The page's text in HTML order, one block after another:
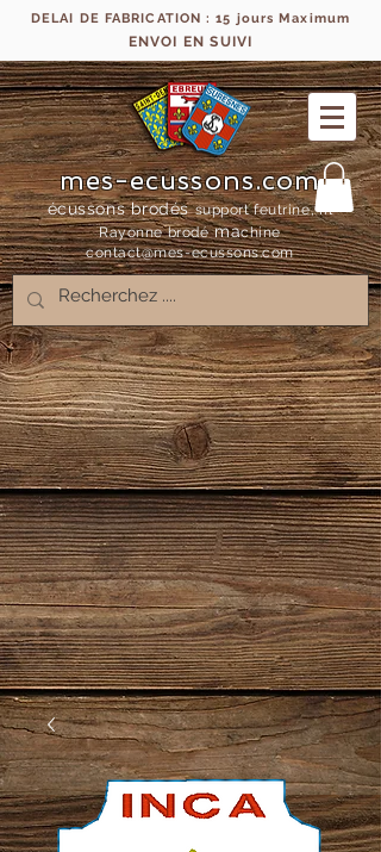
DELAI DE FABRICATION : 15 jours Maximum
ENVOI EN SUIVI
mes-ecussons.com
écussons brodés support feutrine, fil
Rayonne brodémachine
contact@mes-ecussons.com